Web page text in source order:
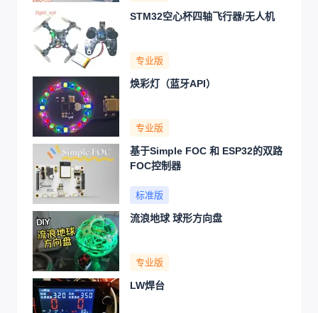
STM32空心杯四轴飞行器/无人机
专业版
焕彩灯（蓝牙API）
专业版
基于Simple FOC 和 ESP32的双路
FOC控制器
标准版
流浪地球 球形方向盘
专业版
LW焊台